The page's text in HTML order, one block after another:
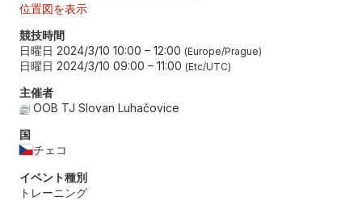
位置図を表示
競技時間
日曜日 2024/3/10 10:00 – 12:00 Europe/Prague
日曜日 2024/3/10 09:00 – 11:00 Etc/UTC
主催者
OOB TJ Slovan Luhačovice
国
チェコ
イベント種別
トレーニング